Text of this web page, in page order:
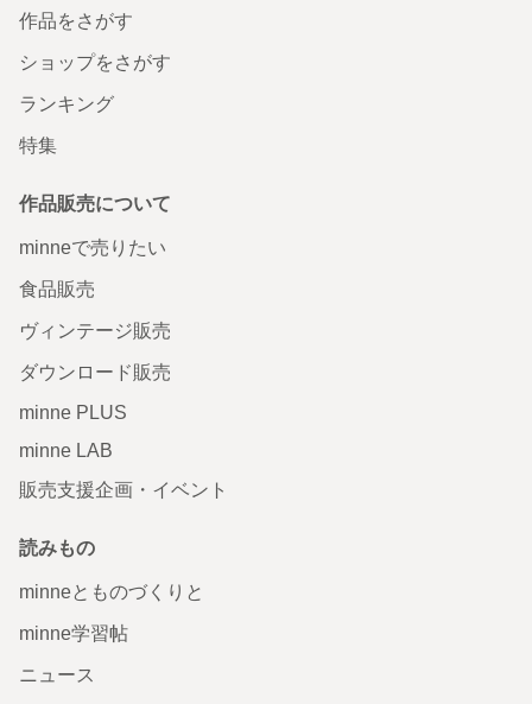
作品をさがす
ショップをさがす
ランキング
特集
作品販売について
minneで売りたい
食品販売
ヴィンテージ販売
ダウンロード販売
minne PLUS
minne LAB
販売支援企画・イベント
読みもの
minneとものづくりと
minne学習帖
ニュース